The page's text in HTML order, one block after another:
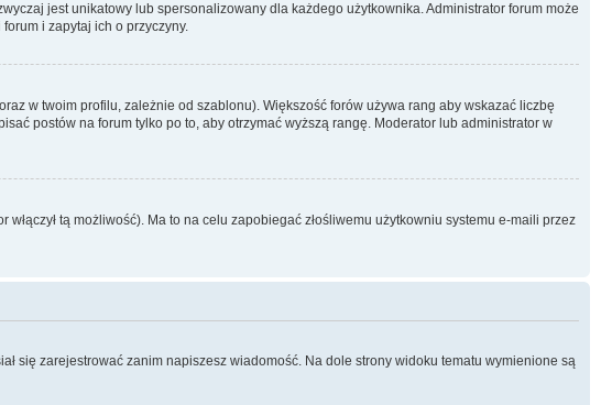
jest unikatowy lub spersonalizowany dla każdego użytkownika. Administrator forum może
i zapytaj ich o przyczyny.
w twoim profilu, zależnie od szablonu). Większość forów używa rang aby wskazać liczbę
postów na forum tylko po to, aby otrzymać wyższą rangę. Moderator lub administrator w
tą możliwość). Ma to na celu zapobiegać złośliwemu użytkowniu systemu e-maili przez
się zarejestrować zanim napiszesz wiadomość. Na dole strony widoku tematu wymienione są